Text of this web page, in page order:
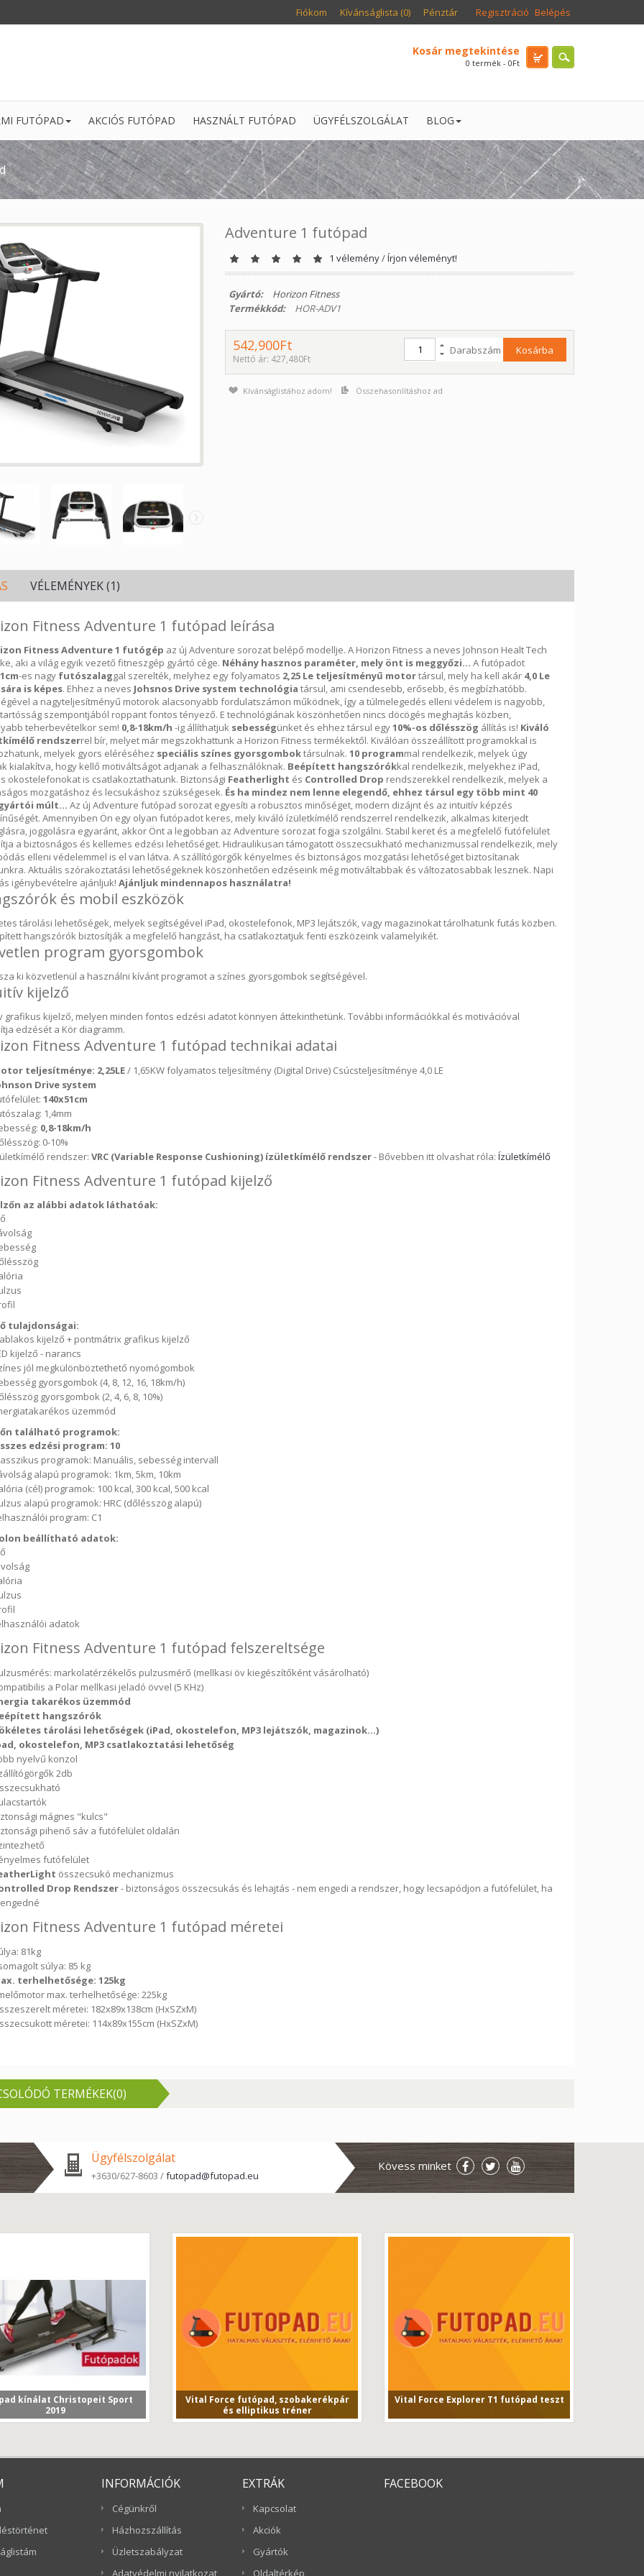
Regisztráció Belépés
Fiókom Kívánságlista (0) Pénztár
Kosár megtekintése
0 termék - 0Ft
FUTÓPAD AKCIÓS FUTÓPAD HASZNÁLT FUTÓPAD ÜGYFÉLSZOLGÁLAT BLOG
›
Adventure 1 futópad
1 vélemény/Írjon véleményt!
Gyártó:
Horizon Fitness
Termékkód:
HOR-ADV1
542,900Ft
Nettó ár: 427,480Ft
Darabszám Kosárba
Kívánságlistához adom! Összehasonlításhoz ad
VÉLEMÉNYEK (1)
Fitness Adventure 1 futópad leírása
Fitness Adventure 1 futógép az új Adventure sorozat belépő modellje. A Horizon Fitness a neves Johnson Healt Tech
aki a világ egyik vezető fitneszgép gyártó cége. Néhány hasznos paraméter, mely önt is meggyőzi... A futópadot
-es nagy futószalaggal szerelték, melyhez egy folyamatos 2,25 Le teljesítményű motortársul, mely ha kell akár 4,0 Le
is képes. Ehhez a neves Johsnos Drive system technológia társul, ami csendesebb, erősebb, és megbízhatóbb.
a nagyteljesítményű motorok alacsonyabb fordulatszámon működnek, így a túlmelegedés elleni védelem is nagyobb,
szempontjából roppant fontos tényező. E technológiának köszönhetően nincs döcögés meghajtás közben,
teherbevételkor sem! 0,8-18km/h -ig állíthatjuk sebességünket és ehhez társul egy10%-os dőlésszög állítás is! Kiváló
rendszerrel bír, melyet már megszokhattunk a Horizon Fitness termékektől. Kiválóan összeállított programokkal is
melyek gyors eléréséhez speciális színes gyorsgomboktársulnak. 10 programmal rendelkezik, melyek úgy
kialakítva, hogy kellő motiváltságot adjanak a felhasználóknak. Beépített hangszórókkal rendelkezik, melyekhez iPad,
okostelefonokat is csatlakoztathatunk. Biztonsági Featherlight és Controlled Drop rendszerekkel rendelkezik, melyek a
mozgatáshoz és lecsukáshoz szükségesek. És ha mindez nem lenne elegendő, ehhez társul egy több mint 40
múlt... Az új Adventure futópad sorozat egyesíti a robusztos minőséget, modern dizájnt és az intuitív képzés
Amennyiben Ön egy olyan futópadot keres, mely kiváló ízületkímélő rendszerrel rendelkezik, alkalmas kiterjedt
joggolásra egyaránt, akkor Önt a legjobban az Adventure sorozat fogja szolgálni. Stabil keret és a megfelelő futófelület
a biztosnágos és kellemes edzési lehetőséget. Hidraulikusan támogatott összecsukható mechanizmussal rendelkezik, mely
elleni védelemmel is el van látva. A szállítógörgők kényelmes és biztonságos mozgatási lehetőséget biztosítanak
Aktuális szórakoztatási lehetőségeknek köszönhetően edzéseink még motiváltabbak és változatosabbak lesznek. Napi
igénybevételre ajánljuk! Ajánljuk mindennapos használatra!
és mobil eszközök
tárolási lehetőségek, melyek segítségével iPad, okostelefonok, MP3 lejátszók, vagy magazinokat tárolhatunk futás közben.
hangszórók biztosítják a megfelelő hangzást, ha csatlakoztatjuk fenti eszközeink valamelyikét.
program gyorsgombok
ki közvetlenül a használni kívánt programot a színes gyorsgombok segítségével.
kijelző
grafikus kijelző, melyen minden fontos edzési adatot könnyen áttekinthetünk. További információkkal és motivációval
edzését a Kör diagramm.
Fitness Adventure 1 futópad technikai adatai
teljesítménye: 2,25LE/ 1,65KW folyamatos teljesítmény (Digital Drive) Csúcsteljesítménye 4,0 LE
Drive system
140x51cm
1,4mm
0,8-18km/h
0-10%
rendszer: VRC (Variable Response Cushioning) ízületkímélő rendszer- Bővebben itt olvashat róla: Ízületkímélő
Fitness Adventure 1 futópad kijelző
az alábbi adatok láthatóak:
tulajdonságai:
kijelző + pontmátrix grafikus kijelző
kijelző - narancs
jól megkülönböztethető nyomógombok
gyorsgombok (4, 8, 12, 16, 18km/h)
gyorsgombok (2, 4, 6, 8, 10%)
üzemmód
található programok:
edzési program: 10
programok: Manuális, sebesség intervall
alapú programok: 1km, 5km, 10km
(cél) programok: 100 kcal, 300 kcal, 500 kcal
alapú programok: HRC (dőlésszög alapú)
program: C1
beállítható adatok:
adatok
Fitness Adventure 1 futópad felszereltsége
markolatérzékelős pulzusmérő (mellkasi öv kiegészítőként vásárolható)
a Polar mellkasi jeladó övvel (5 KHz)
takarékos üzemmód
hangszórók
tárolási lehetőségek (iPad, okostelefon, MP3 lejátszók, magazinok...)
okostelefon, MP3 csatlakoztatási lehetőség
nyelvű konzol
2db
mágnes "kulcs"
pihenő sáv a futófelület oldalán
futófelület
összecsukó mechanizmus
Drop Rendszer- biztonságos összecsukás és lehajtás - nem engedi a rendszer, hogy lecsapódjon a futófelület, ha
Fitness Adventure 1 futópad méretei
81kg
súlya: 85 kg
terhelhetősége: 125kg
max. terhelhetősége: 225kg
méretei: 182x89x138cm (HxSZxM)
méretei: 114x89x155cm (HxSZxM)
TERMÉKEK(0)
Ügyfélszolgálat
+3630/627-8603 /futopad@futopad.eu
Kövess minket
kínálat Christopeit Sport
2019
Vital Force futópad, szobakerékpár
és elliptikus tréner
Vital Force Explorer T1 futópad teszt
INFORMÁCIÓK
Cégünkről
Házhozszállítás
Üzletszabályzat
Adatvédelmi nyilatkozat
EXTRÁK
Kapcsolat
Akciók
Gyártók
Oldaltérkép
FACEBOOK